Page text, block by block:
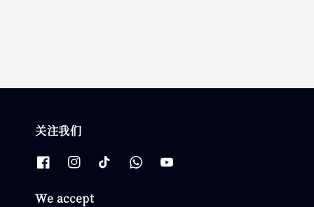
关注我们
We accept